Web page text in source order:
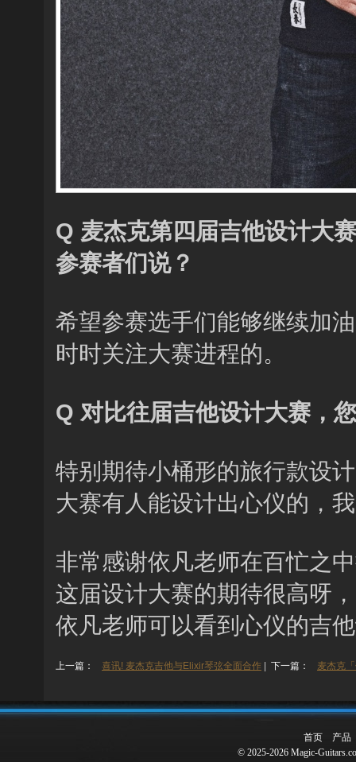
Q 麦杰克第四届吉他设计大
参赛者们说？
希望参赛选手们能够继续加
时时关注大赛进程的。
Q 对比往届吉他设计大赛，
特别期待小桶形的旅行款设
大赛有人能设计出心仪的，
非常感谢依凡老师在百忙之
这届设计大赛的期待很高呀
依凡老师可以看到心仪的吉
上一篇： 喜讯! 麦杰克吉他与Elixir琴弦全面合作 下一篇： 麦杰克
首页
产品
© 2025-2026 Magic-